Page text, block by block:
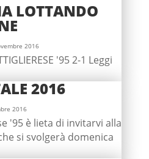
LOTTANDO
2016
'95 2-1 Leggi
2016
2016
'95 è lieta di invitarvi alla
si svolgerà domenica